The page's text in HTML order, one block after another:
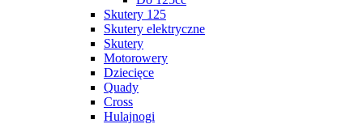
Skutery 125
Skutery elektryczne
Skutery
Motorowery
Dziecięce
Quady
Cross
Hulajnogi